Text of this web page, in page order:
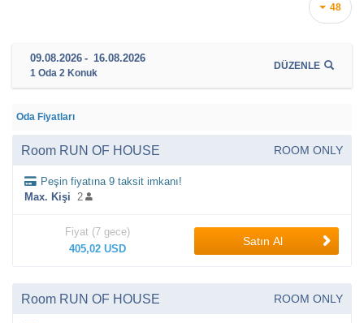
48
09.08.2026 - 16.08.2026
1 Oda 2 Konuk
DÜZENLE
Oda Fiyatları
Room RUN OF HOUSE ROOM ONLY
Peşin fiyatına 9 taksit imkanı!
Max. Kişi 2
Fiyat (7 gece)
405,02 USD
Satın Al
Room RUN OF HOUSE ROOM ONLY